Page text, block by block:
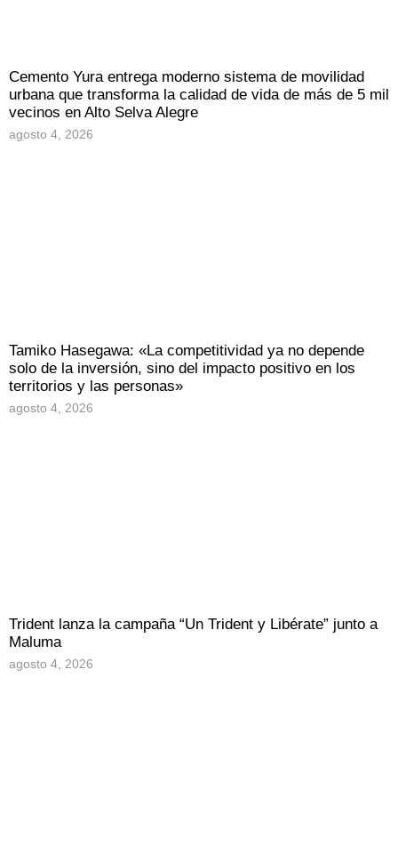
Cemento Yura entrega moderno sistema de movilidad
urbana que transforma la calidad de vida de más de 5 mil
vecinos en Alto Selva Alegre
agosto 4, 2026
Tamiko Hasegawa: «La competitividad ya no depende
solo de la inversión, sino del impacto positivo en los
territorios y las personas»
agosto 4, 2026
Trident lanza la campaña “Un Trident y Libérate” junto a
Maluma
agosto 4, 2026